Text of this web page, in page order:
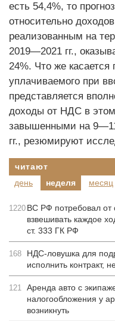
есть 54,4%, то
относительно
реализованным на
2019—2021 гг.,
24%. Что же
уплачиваемого при
представляется
доходы от НДС в
завышенными на
гг., резюмируют
читают
день
неделя месяц
1220 ВС РФ потребовал от
взвешивать каждое
ст. 333 ГК РФ
168
НДС-ловушка для
исполнить контракт,
121 Аренда авто с
налогообложения у
возникнуть